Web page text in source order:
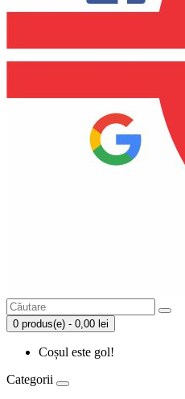
0 produs(e) - 0,00 lei
Coșul este gol!
Categorii